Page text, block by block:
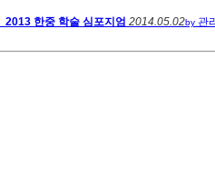
2013 한중 학술 심포지엄 2014.05.02by 관